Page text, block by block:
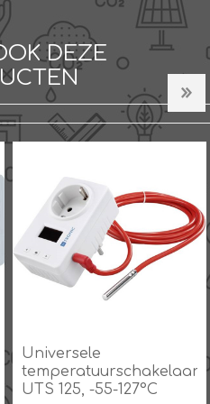
DEZE
Verschilregelaar KS2W
€361,21